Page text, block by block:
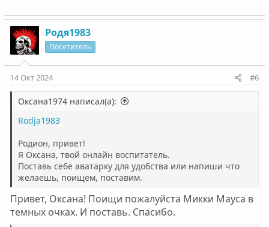
Родя1983
Посетитель
14 Окт 2024 #6
Оксана1974 написал(а):
Rodja1983
Родион, привет!
Я Оксана, твой онлайн воспитатель.
Поставь себе аватарку для удобства или напиши что
желаешь, поищем, поставим.
Привет, Оксана! Поищи пожалуйста Микки Мауса в
темных очках. И поставь. Спасибо.